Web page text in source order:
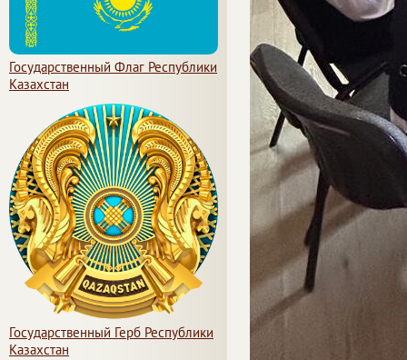
Государственный Флаг Республики
Казахстан
Государственный Герб Республики
Казахстан